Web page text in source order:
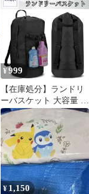
ボックス
¥ 999
【在庫処分】ランドリ
ーバスケット 大容量 リ
ュック 折りたたみ 洗濯
かご ランドリーボック
ス 洗濯物入れ おしゃれ
収納 防水 巾着 ランド
リーバッグ ブラック
¥ 1,150